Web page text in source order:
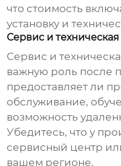
что стоимость
установку и
Сервис и
Сервис и
важную роль после
предоставляет ли
обслуживание,
возможность
Убедитесь, что у
сервисный центр
вашем регионе.